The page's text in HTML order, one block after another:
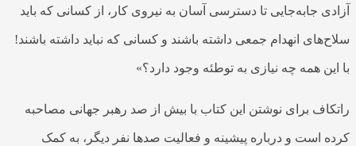
آزادی جابه‌جایی تا دسترسی آسان به نیروی کار، از کسانی که باید
سلاح‌های انهدام جمعی داشته باشند و کسانی که نباید داشته باشند!
با این همه چه نیازی به توطئه وجود دارد؟»
راتکاف برای نوشتن این کتاب با بیش از صد رهبر جهانی مصاحبه
کرده است و درباره پیشینه و فعالیت صدها نفر دیگر، به کمک